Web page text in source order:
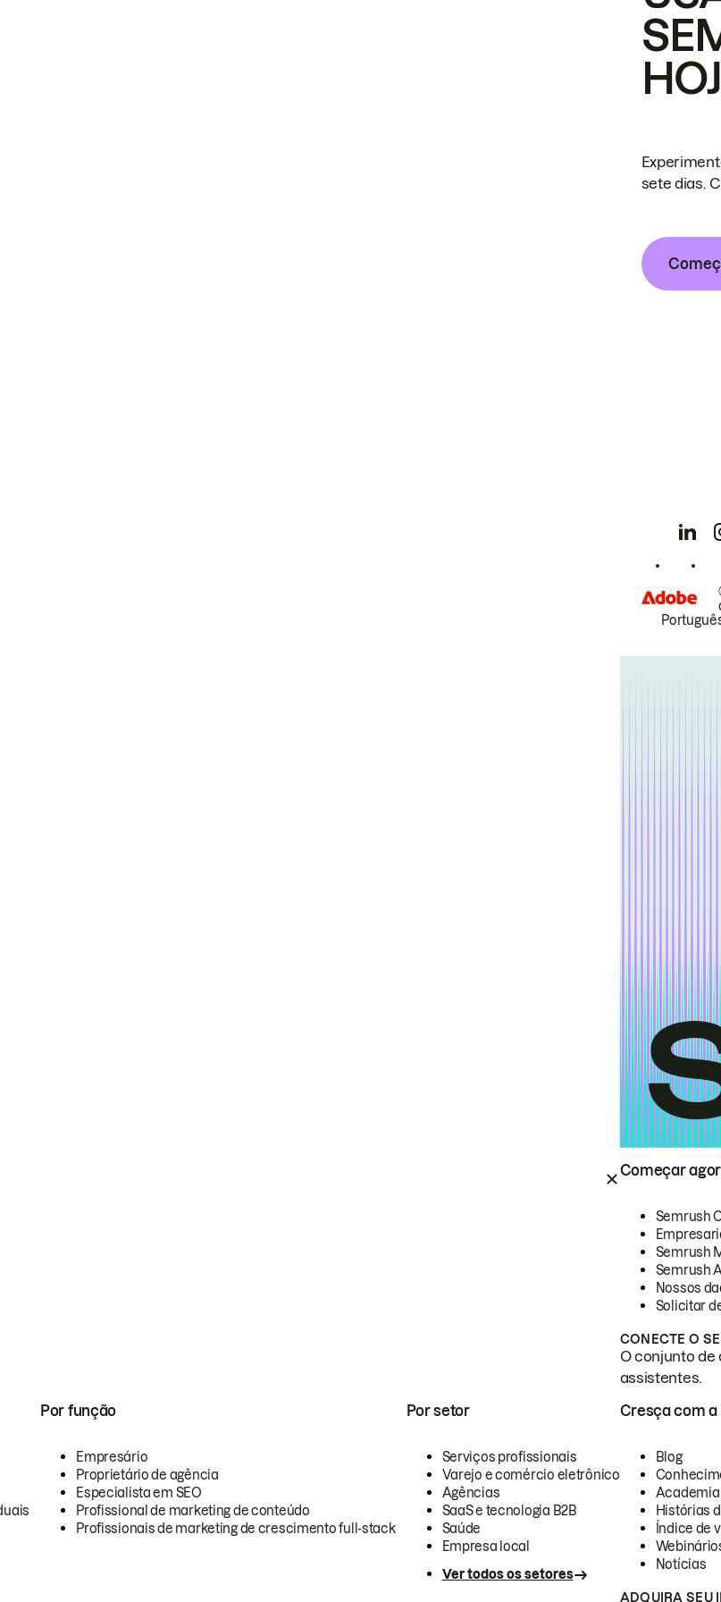
Começar
Semrush
Semrush
Semrush
Nossos
Solicitar
CONECTE O
O conjunto de
assistentes.
Por função
Empresário
Proprietário de agência
Especialista em SEO
Profissional de marketing de conteúdo
Profissionais de marketing de crescimento full-stack
Por setor
Serviços profissionais
Varejo e comércio eletrônico
Agências
SaaS e tecnologia B2B
Saúde
Empresa local
Ver todos os setores
Cresça com a
Blog
Academia
Histórias
Índice de
Notícias
ADQUIRA SEU
sete dias.